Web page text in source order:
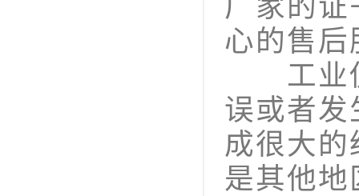
厂家的
心的售后
工业仪
误或者发
成很大
是其他